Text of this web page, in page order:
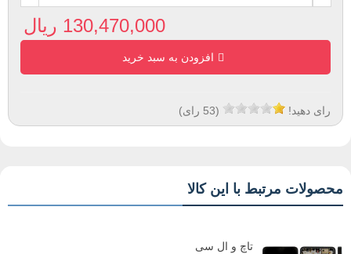
130,470,000 ریال
افزودن به سبد خرید
رای دهید! (
53 رای)
محصولات مرتبط با این کالا
تاچ و ال سی